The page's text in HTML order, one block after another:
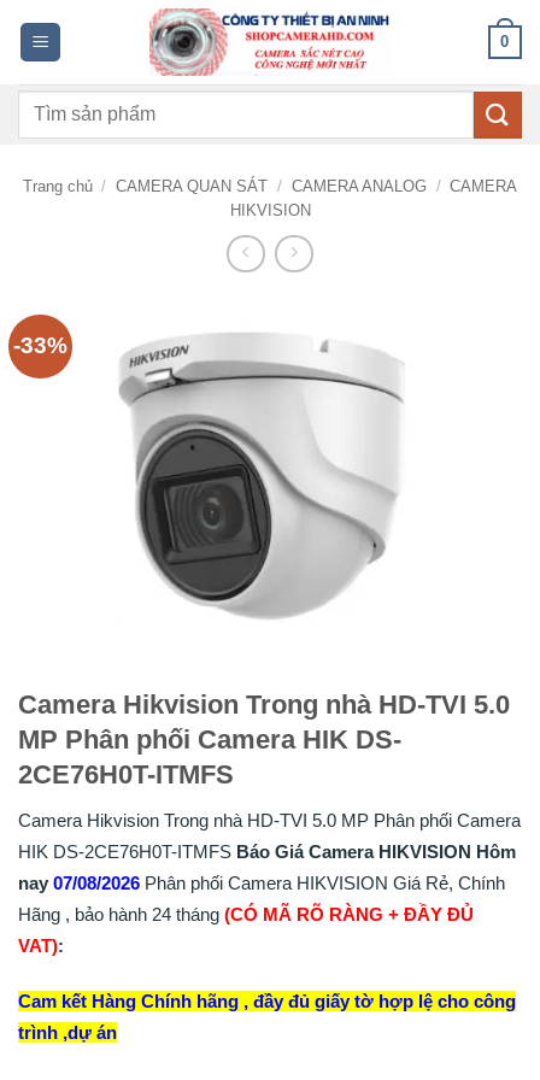
dung
0
Tìm
Trang chủ / CAMERA QUAN SÁT / CAMERA ANALOG / CAMERA
HIKVISION
-33%
Camera Hikvision Trong nhà HD-TVI 5.0
MP Phân phối Camera HIK DS-
2CE76H0T-ITMFS
Camera Hikvision Trong nhà HD-TVI 5.0 MP Phân phối Camera
HIK DS-2CE76H0T-ITMFS Báo Giá Camera HIKVISION Hôm
nay 07/08/2026 Phân phối Camera HIKVISION Giá Rẻ, Chính
Hãng , bảo hành 24 tháng (CÓ MÃ RÕ RÀNG + ĐẦY ĐỦ
VAT):
Cam kết Hàng Chính hãng , đầy đủ giấy tờ hợp lệ cho công
trình ,dự án